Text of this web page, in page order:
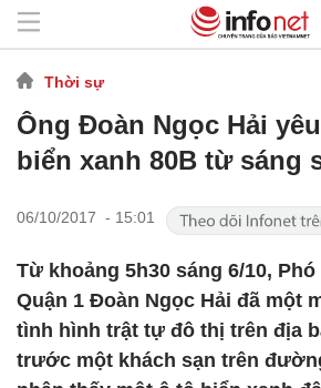
Thời sự
Ông Đoàn Ngọc Hải
biển xanh 80B từ sáng
06/10/2017 - 15:01
Từ khoảng 5h30 sáng 6/10,
Quận 1 Đoàn Ngọc Hải đã một
tình hình trật tự đô thị trên địa
trước một khách sạn trên